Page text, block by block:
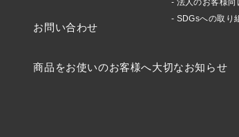
お問い合わせ
商品をお使いのお客様へ大切なお知らせ
SDGsへの取り